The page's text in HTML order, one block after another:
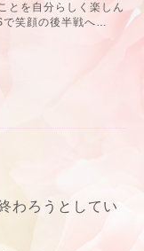
とを自分らしく楽しん
で笑顔の後半戦へ…
わろうとしてい